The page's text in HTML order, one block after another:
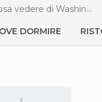
vedere di Washington
DORMIRE